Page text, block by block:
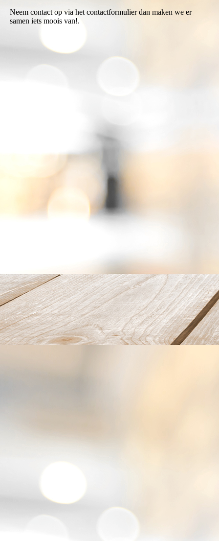
Neem contact op via het contactformulier dan maken we er
samen iets moois van!.